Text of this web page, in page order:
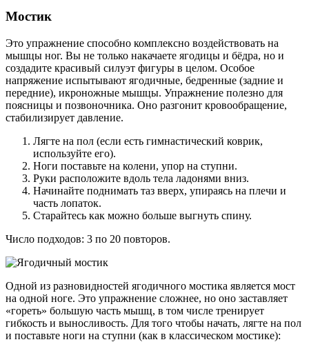
Мостик
Это упражнение способно комплексно воздействовать на
мышцы ног. Вы не только накачаете ягодицы и бёдра, но и
создадите красивый силуэт фигуры в целом. Особое
напряжение испытывают ягодичные, бедренные (задние и
передние), икроножные мышцы. Упражнение полезно для
поясницы и позвоночника. Оно разгонит кровообращение,
стабилизирует давление.
Лягте на пол (если есть гимнастический коврик,
используйте его).
Ноги поставьте на колени, упор на ступни.
Руки расположите вдоль тела ладонями вниз.
Начинайте поднимать таз вверх, упираясь на плечи и
часть лопаток.
Старайтесь как можно больше выгнуть спину.
Число подходов: 3 по 20 повторов.
Одной из разновидностей ягодичного мостика является мост
на одной ноге. Это упражнение сложнее, но оно заставляет
«гореть» большую часть мышц, в том числе тренирует
гибкость и выносливость. Для того чтобы начать, лягте на пол
и поставьте ноги на ступни (как в классическом мостике):